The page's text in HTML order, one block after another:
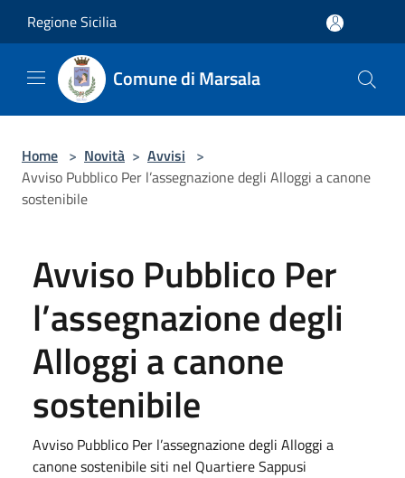
Regione Sicilia
Comune di Marsala
Home > Novità > Avvisi >
Avviso Pubblico Per l’assegnazione degli Alloggi a canone
sostenibile
Avviso Pubblico Per
l’assegnazione degli
Alloggi a canone
sostenibile
Avviso Pubblico Per l’assegnazione degli Alloggi a
canone sostenibile siti nel Quartiere Sappusi